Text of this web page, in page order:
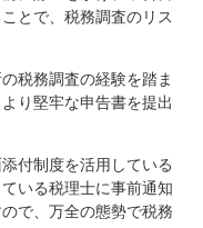
とで、税務調査のリス
税務調査の経験を踏ま
り堅牢な申告書を提出
付制度を活用している
いる税理士に事前通知
で、万全の態勢で税務